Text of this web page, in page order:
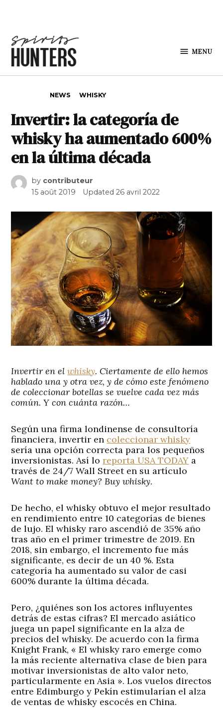
MENU
NEWS WHISKY
Invertir: la categoría de
whisky ha aumentado 600%
en la última década
by contributeur
15 août 2019
Updated26 avril 2022
Invertir en elwhisky. Ciertamente de ello hemos
hablado una y otra vez, y de cómo este fenómeno
de coleccionar botellas se vuelve cada vez más
común. Y con cuánta razón…
Según una firma londinense de consultoría
financiera, invertir en coleccionar whisky
sería una opción correcta para los pequeños
inversionistas. Así loreporta USA TODAY a
través de 24/7 Wall Street en su artículo
Want to make money? Buy whisky.
De hecho, el whisky obtuvo el mejor resultado
en rendimiento entre 10 categorías de bienes
de lujo. El whisky raro ascendió de 35% año
tras año en el primer trimestre de 2019. En
2018, sin embargo, el incremento fue más
significante, es decir de un 40 %. Esta
categoría ha aumentado su valor de casi
600% durante la última década.
Pero, ¿quiénes son los actores influyentes
detrás de estas cifras? El mercado asiático
juega un papel significante en la alza de
precios del whisky. De acuerdo con la firma
Knight Frank, « El whisky raro emerge como
la más reciente alternativa clase de bien para
motivar inversionistas de alto valor neto,
particularmente en Asia ». Los vuelos directos
entre Edimburgo y Pekín estimularían el alza
de ventas de whisky escocés en China.